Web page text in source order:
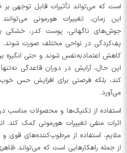
است که می‌تواند تأثیرات قابل توجهی
این زمان، تغییرات هورمونی
جوش‌های ناگهانی، پوست کدر،
پف‌کردگی در نواحی مختلف صورت شوند.
کاهش اعتمادبه‌نفس شوند و حتی انگیزه
این حال، آرایش در دوران قاعدگی
کند، بلکه فرصتی برای افزایش حس
می‌آورد.
استفاده از تکنیک‌ها و محصولات مناسب
اثرات منفی تغییرات هورمونی کمک کند.
ملایم، استفاده از مرطوب‌کننده‌های قوی
از جمله راهکارهایی است که می‌تواند